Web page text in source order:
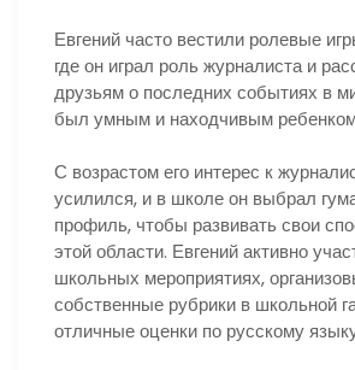
Евгений часто вестили ролевые
где он играл роль журналиста и
друзьям о последних событиях в
был умным и находчивым
С возрастом его интерес к
усилился, и в школе он выбрал
профиль, чтобы развивать свои
этой области. Евгений активно
школьных мероприятиях,
собственные рубрики в школьной
отличные оценки по русскому